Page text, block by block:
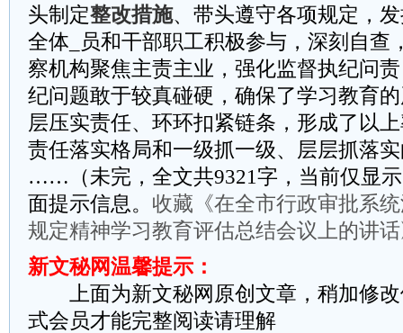
头制定整改措施、带头遵守各项规定，
全体_员和干部职工积极参与，深刻自查
察机构聚焦主责主业，强化监督执纪问
纪问题敢于较真碰硬，确保了学习教育
层压实责任、环环扣紧链条，形成了以
责任落实格局和一级抓一级、层层抓落
……（未完，全文共9321字，当前仅显
面提示信息。 收藏《在全市行政审批系
规定精神学习教育评估总结会议上的讲
新文秘网温馨提示：
上面为新文秘网原创文章，稍加修改
式会员才能完整阅读请理解